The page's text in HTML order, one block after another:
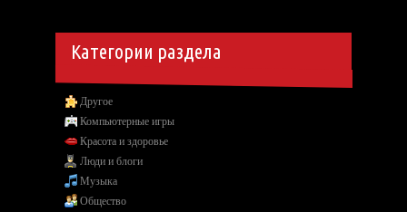
Категории раздела
Другое
Компьютерные игры
Красота и здоровье
Люди и блоги
Музыка
Общество